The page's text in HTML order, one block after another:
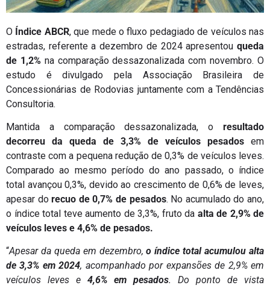
O Índice ABCR, que mede o fluxo pedagiado de veículos nas
estradas, referente a dezembro de 2024 apresentou queda
de 1,2%na comparação dessazonalizada com novembro. O
estudo é divulgado pela Associação Brasileira de
Concessionárias de Rodovias juntamente com a Tendências
Consultoria.
Mantida a comparação dessazonalizada, o resultado
decorreu da queda de 3,3% de veículos pesados em
contraste com a pequena redução de 0,3% de veículos leves.
Comparado ao mesmo período do ano passado, o índice
total avançou 0,3%, devido ao crescimento de 0,6% de leves,
apesar dorecuo de 0,7% de pesados. No acumulado do ano,
o índice total teve aumento de 3,3%, fruto da alta de 2,9% de
veículos leves e 4,6% de pesados.
“Apesar da queda em dezembro,o índice total acumulou alta
de 3,3% em 2024, acompanhado por expansões de 2,9% em
veículos leves e 4,6% em pesados. Do ponto de vista